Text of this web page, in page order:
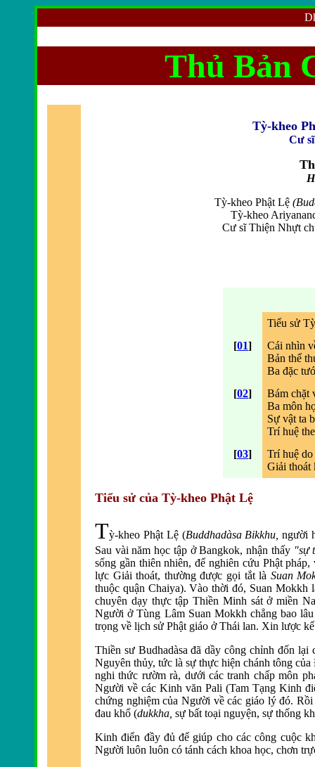
Thủ Bản
Tỳ-kheo
Cư
Tỳ-kheo Phật Lệ
Tỳ-kheo
Cư sĩ Thiện Nhựt
Tiểu sử
[01]
Cái nhìn
Bản thể
Ba đặc
[02]
Bám chặt
Ba môn
Sự vật ta
Trí huệ
[03]
Trí huệ
Giải thoát
Tiểu sử của Tỳ-kheo Phật Lệ
Tỳ-kheo Phật Lệ (Buddhadàsa Bikkhu,người
Sau vài năm học tập ở Bangkok, nhận thấy "sự
sống gần thiên nhiên, để nghiên cứu Phật
lực Giải thoát, thường được gọi tắt là Suan
thuộc quận Chaiya). Vào thời đó, Suan Mokkh
chuyên dạy thực tập Thiền Minh sát ở miền
Người ở Tùng Lâm Suan Mokkh chẳng bao
trọng về lịch sử Phật giáo ở Thái lan. Xin lược
Thiền sư Budhadàsa đã dầy công chỉnh đốn lại
Nguyên thủy, tức là sự thực hiện chánh tông
nghi thức rườm rà, dưới các tranh chấp môn
Người về các Kinh văn Pali (Tam Tạng Kinh
chứng nghiệm của Người về các giáo lý đó.
đau khổ (dukkha, sự bất toại nguyện, sự thống
Kinh điển đầy đủ để giúp cho các công cuộc
Người luôn luôn có tánh cách khoa học, chơn